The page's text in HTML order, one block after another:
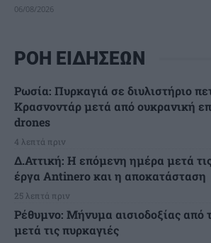
06/08/2026
ΡΟΗ ΕΙΔΗΣΕΩΝ
Ρωσία: Πυρκαγιά σε διυλιστήριο
Κρασνοντάρ μετά από ουκρανική
drones
4 λεπτά πριν
Δ.Αττική: Η επόμενη ημέρα μετά
έργα Antinero και η αποκατάσταση
25 λεπτά πριν
Ρέθυμνο: Μήνυμα αισιοδοξίας από
μετά τις πυρκαγιές